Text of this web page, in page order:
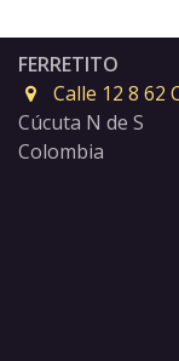
FERRETITO
Calle 12 8 62
Cúcuta N de S
Colombia